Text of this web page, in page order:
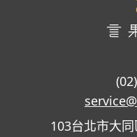
103台北市大